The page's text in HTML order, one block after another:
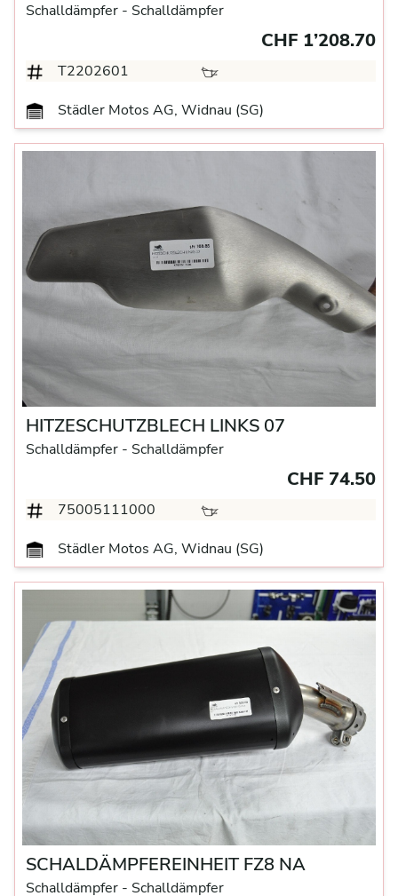
Schalldämpfer - Schalldämpfer
CHF 1’208.70
T2202601
Städler Motos AG, Widnau (SG)
HITZESCHUTZBLECH LINKS 07
Schalldämpfer - Schalldämpfer
CHF 74.50
75005111000
Städler Motos AG, Widnau (SG)
SCHALDÄMPFEREINHEIT FZ8 NA
Schalldämpfer - Schalldämpfer